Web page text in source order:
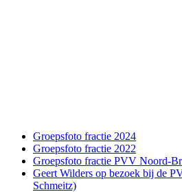
Groepsfoto fractie 2024
Groepsfoto fractie 2022
Groepsfoto fractie PVV Noord-
Geert Wilders op bezoek bij de
Schmeitz)